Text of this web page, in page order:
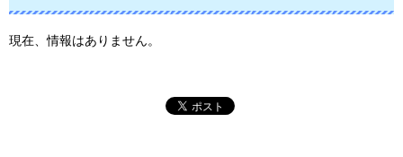
現在、情報はありません。